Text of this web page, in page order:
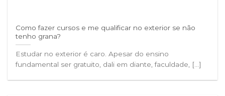
Como fazer cursos e me qualificar no exterior se não
tenho grana?
Estudar no exterior é caro. Apesar do ensino
fundamental ser gratuito, dali em diante, faculdade, [...]